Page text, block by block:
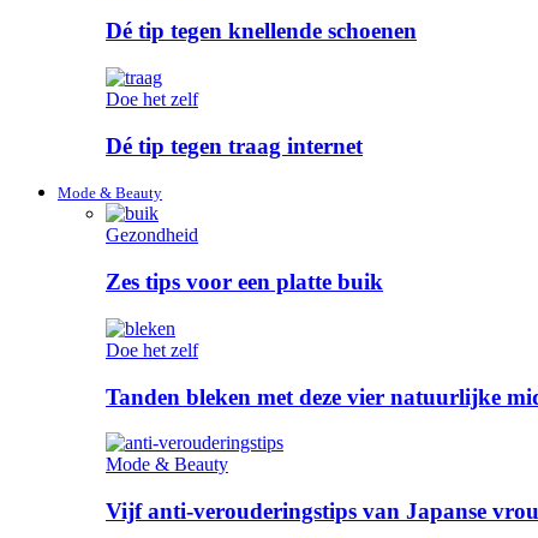
Dé tip tegen knellende schoenen
Doe het zelf
Dé tip tegen traag internet
Mode & Beauty
Gezondheid
Zes tips voor een platte buik
Doe het zelf
Tanden bleken met deze vier natuurlijke
Mode & Beauty
Vijf anti-verouderingstips van Japanse